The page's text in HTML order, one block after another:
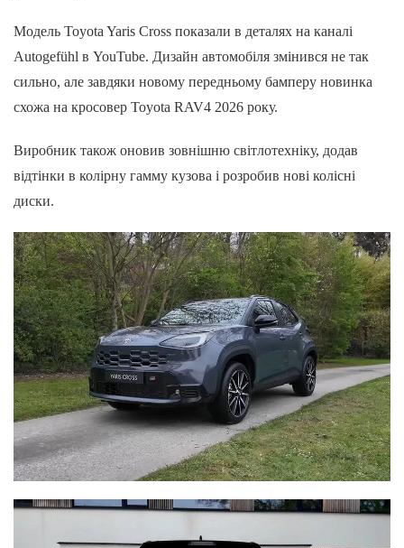
Модель Toyota Yaris Cross показали в деталях на каналі
Autogefühl в YouTube. Дизайн автомобіля змінився не так
сильно, але завдяки новому передньому бамперу новинка
схожа на кросовер Toyota RAV4 2026 року.
Виробник також оновив зовнішню світлотехніку, додав
відтінки в колірну гамму кузова і розробив нові колісні
диски.